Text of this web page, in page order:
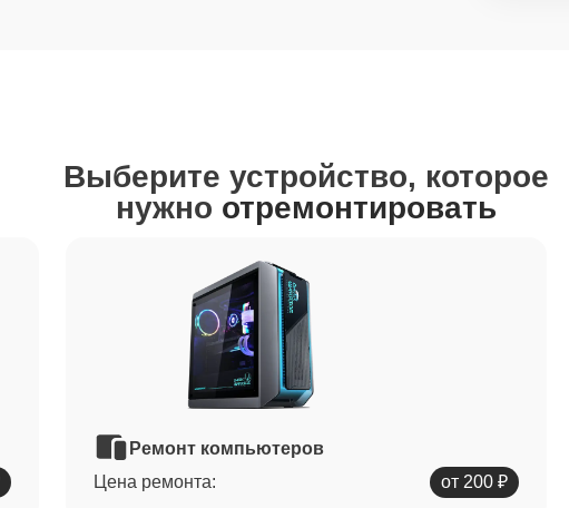
Выберите устройство, которое
нужно отремонтировать
Ремонт компьютеров
Цена ремонта:
от 200 ₽